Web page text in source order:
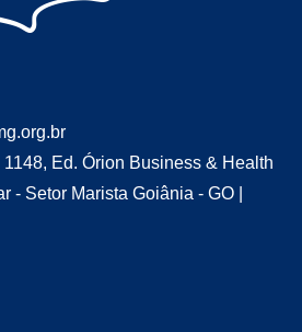
Ed. Órion Business & Health
- Setor Marista Goiânia - GO |